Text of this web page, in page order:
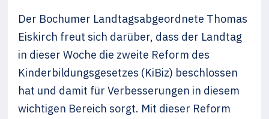
Der Bochumer Landtagsabgeordnete Thomas
Eiskirch freut sich darüber, dass der Landtag
in dieser Woche die zweite Reform des
Kinderbildungsgesetzes (KiBiz) beschlossen
hat und damit für Verbesserungen in diesem
wichtigen Bereich sorgt. Mit dieser Reform